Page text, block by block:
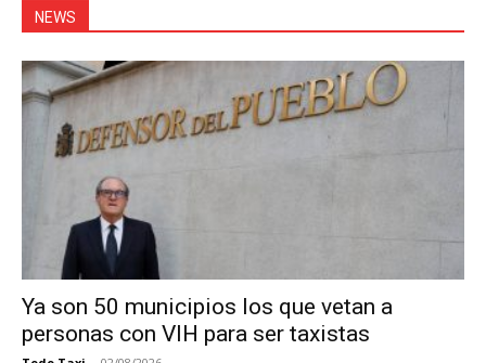
NEWS
Ya son 50 municipios los que vetan a
personas con VIH para ser taxistas